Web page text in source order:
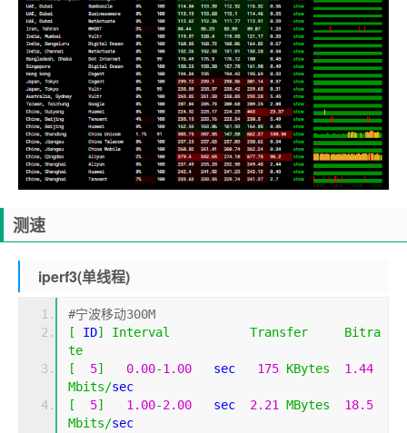
测速
iperf3(单线程)
#宁波移动300M
[
ID] Interval Transfer
Bitra
te
[
5] 0.00-1.00
   sec
175 KBytes
1.44
Mbits/sec
[
5] 1.00-2.00
   sec
2.21 MBytes
18.5
Mbits/sec